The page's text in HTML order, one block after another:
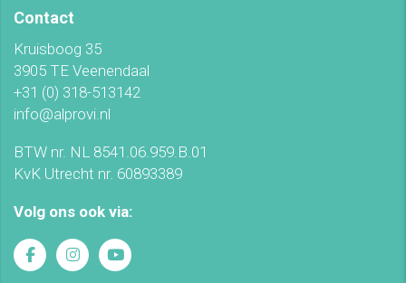
Contact
Kruisboog 35
3905 TE Veenendaal
+31 (0) 318-513142
info@alprovi.nl
BTW nr. NL 8541.06.959.B.01
KvK Utrecht nr. 60893389
Volg ons ook via: